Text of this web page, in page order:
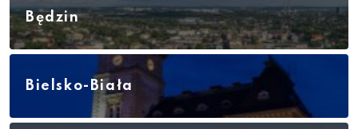
Będzin
Bielsko-Biała